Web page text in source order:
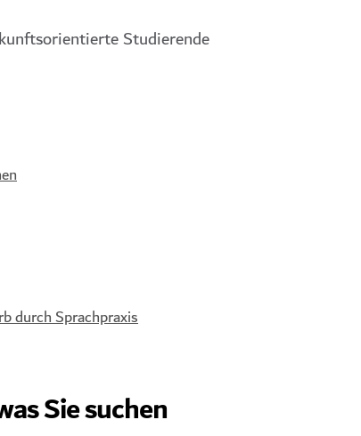
Studierende
durch Sprachpraxis
Sie suchen